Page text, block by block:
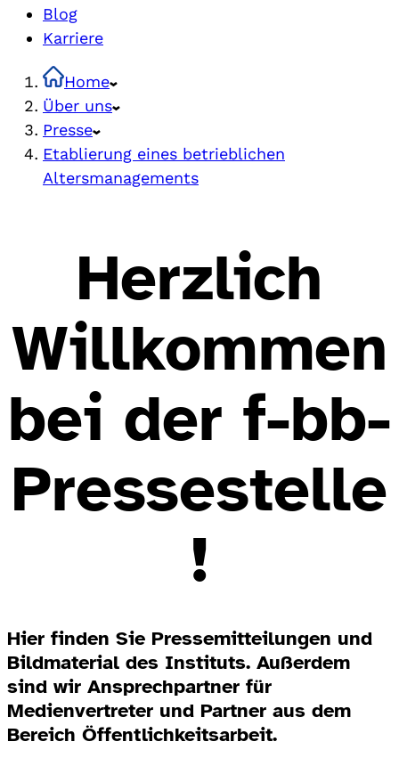
Blog
Karriere
Home
Über uns
Presse
Etablierung eines betrieblichen
Altersmanagements
Herzlich
Willkommen
bei der f-bb-
Pressestelle
!
Hier finden Sie Pressemitteilungen und
Bildmaterial des Instituts. Außerdem
sind wir Ansprechpartner für
Medienvertreter und Partner aus dem
Bereich Öffentlichkeitsarbeit.